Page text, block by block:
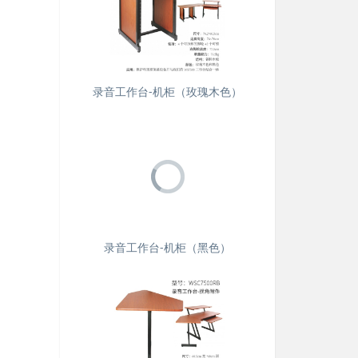
录音工作台-机柜（玫瑰木色）
录音工作台-机柜（黑色）